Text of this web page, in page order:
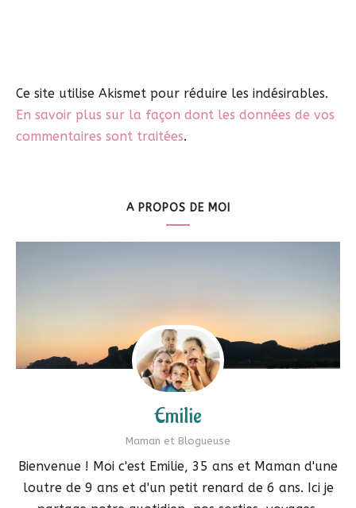
Ce site utilise Akismet pour réduire les indésirables.
En savoir plus sur la façon dont les données de vos
commentaires sont traitées.
A PROPOS DE MOI
Emilie
Maman et Blogueuse
Bienvenue ! Moi c'est Emilie, 35 ans et Maman d'une
loutre de 9 ans et d'un petit renard de 6 ans. Ici je